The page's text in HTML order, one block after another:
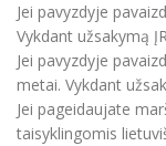
Jei pavyzdyje
Vykdant užsakymą
Jei pavyzdyje
metai. Vykdant
Jei pageidaujate
taisyklingomis